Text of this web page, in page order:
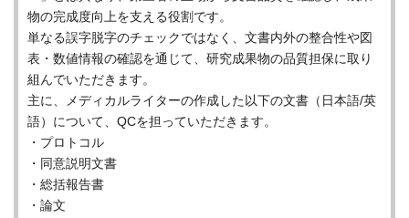
物の完成度向上を支える役割です。
単なる誤字脱字のチェックではなく、文書内外の整合性や図
表・数値情報の確認を通じて、研究成果物の品質担保に取り
組んでいただきます。
主に、メディカルライターの作成した以下の文書（日本語/英
語）について、QCを担っていただきます。
・プロトコル
・同意説明文書
・総括報告書
・論文